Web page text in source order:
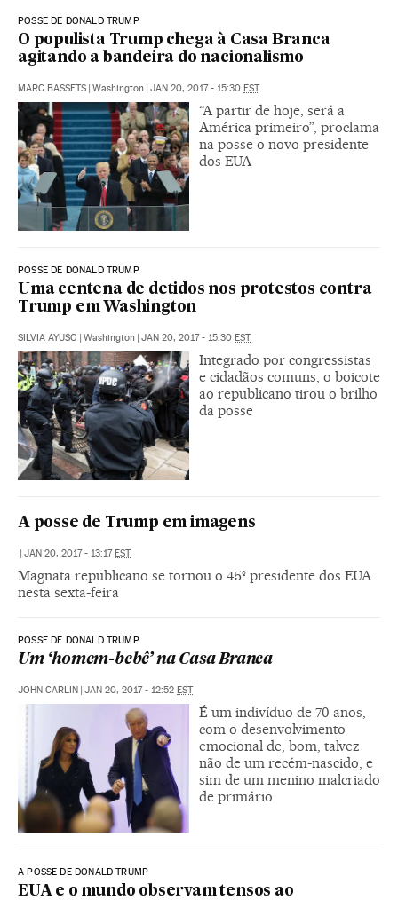
POSSE DE DONALD TRUMP
O populista Trump chega à Casa Branca
agitando a bandeira do nacionalismo
MARC BASSETS | Washington | JAN 20, 2017 - 15:30 EST
“A partir de hoje, será a
América primeiro”, proclama
na posse o novo presidente
dos EUA
POSSE DE DONALD TRUMP
Uma centena de detidos nos protestos contra
Trump em Washington
SILVIA AYUSO | Washington | JAN 20, 2017 - 15:30 EST
Integrado por congressistas
e cidadãos comuns, o boicote
ao republicano tirou o brilho
da posse
A posse de Trump em imagens
| JAN 20, 2017 - 13:17EST
Magnata republicano se tornou o 45º presidente dos EUA
nesta sexta-feira
POSSE DE DONALD TRUMP
Um ‘homem-bebê’ na Casa Branca
JOHN CARLIN | JAN 20, 2017 - 12:52 EST
É um indivíduo de 70 anos,
com o desenvolvimento
emocional de, bom, talvez
não de um recém-nascido, e
sim de um menino malcriado
de primário
A POSSE DE DONALD TRUMP
EUA e o mundo observam tensos ao